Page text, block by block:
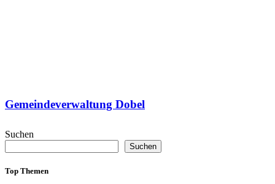
Gemeindeverwaltung Dobel
Suchen
Suchen
Top Themen